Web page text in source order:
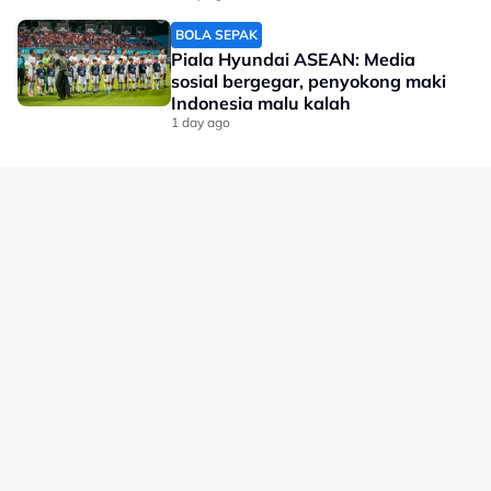
BOLA SEPAK
Piala Hyundai ASEAN: Media
sosial bergegar, penyokong maki
Indonesia malu kalah
1 day ago